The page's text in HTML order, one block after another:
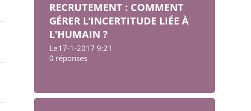
RECRUTEMENT : COMMENT
GÉRER L’INCERTITUDE LIÉE À
L'HUMAIN ?
Le17-1-2017 9:21
0 réponses